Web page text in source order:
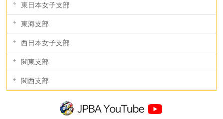
東日本女子支部
東海支部
西日本女子支部
関東支部
関西支部